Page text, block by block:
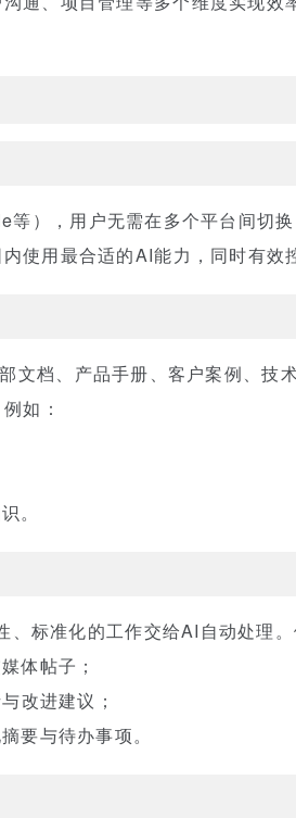
），用户无需在多个平台间切
内使用最合适的AI能力，同时有效
档、产品手册、客户案例、技
例如：
。
、标准化的工作交给AI自动处理
体帖子；
改进建议；
要与待办事项。